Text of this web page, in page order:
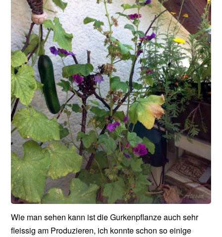
Wie man sehen kann ist die Gurkenpflanze auch sehr
fleissig am Produzieren, ich konnte schon so einige